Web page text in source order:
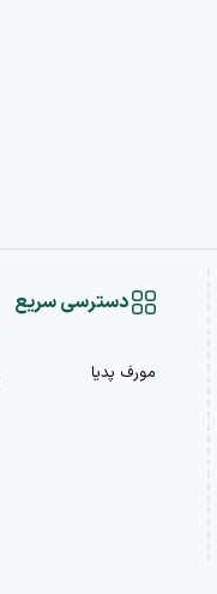
دسترسی سریع
مورف پدیا